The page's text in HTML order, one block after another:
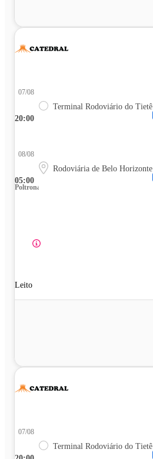
20:00
07/08
Terminal Rodoviário do Tietê
05:00
08/08
Rodoviária de Belo Horizonte
Poltrona
Leito
07/08
Terminal Rodoviário do Tietê